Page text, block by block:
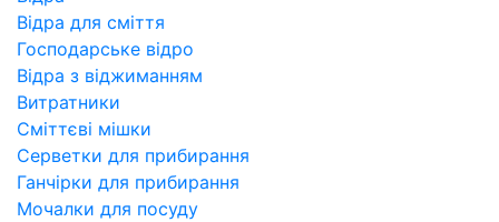
Відра для сміття
Господарське відро
Відра з віджиманням
Витратники
Сміттєві мішки
Серветки для прибирання
Ганчірки для прибирання
Мочалки для посуду